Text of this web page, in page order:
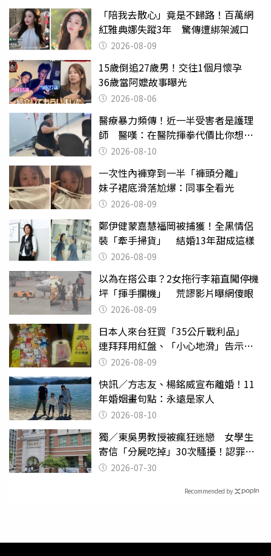
「陪我去散心」竟是不歸路！百萬網
紅雅典娜失蹤3年 驚傳遭綁架滅口
2026-08-09
15歲倒追27歲男！交往1個月懷孕
36歲當阿嬤故事曝光
2026-08-06
醫療暴力頻傳！近一半受害者是護理
師 醫嘆：在醫院揮拳代價比你想像
的還要大
2026-08-10
一次性內褲穿到一半「褲頭分離」
妹子裙底滑落尬爆：同事全看光
2026-08-09
鄭伊健蒙嘉慧福岡被捕獲！全黑情侶
裝「牽手掃貨」 結婚13年甜成這樣
2026-08-09
以為在搭公車？2女拖行李箱直闖停機
坪「揮手攔機」 荒謬影片曝網傻眼
2026-08-09
日本人來台狂買「35公斤戰利品」
連拜拜用紅盤、「小心地滑」告示牌
也帶回家
2026-08-09
快訊／方志友、楊銘威宣布離婚！11
年婚姻畫句點：永遠是家人
2026-08-10
獨／東吳男教授被瘋狂迷戀 女學生
寄信「分屍吃掉」30次騷擾！認罪免
關 2026-07-30
Recommended by